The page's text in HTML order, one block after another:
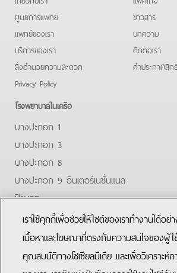
ศูนย์การแพทย์
แพทย์ของเรา
บริการของเรา
สิ่งอำนวยความสะดวก
Privacy Policy
ข่าวสาร
บทความ
ติดต่อเรา
คําประกาศสิ
โรงพยาบาลในเครือ
บางปะกอก 1
บางปะกอก 3
บางปะกอก 8
บางปะกอก 9 อินเตอร์เนชั่นแนล
ปิยะเวท
บางปะกอก-รังสิต 2
บางปะกอกสมุทรปราการ
FacebookYoutube
เราใช้คุกกี้เพื่อช่วยให้ไซต์ของเราทำงานได้อ
เนื้อหาและโฆษณาที่ตรงกับความสนใจของผู้ใ
คุณสมบัติทางโซเชียลมีเดีย และเพื่อวิเคราะห์